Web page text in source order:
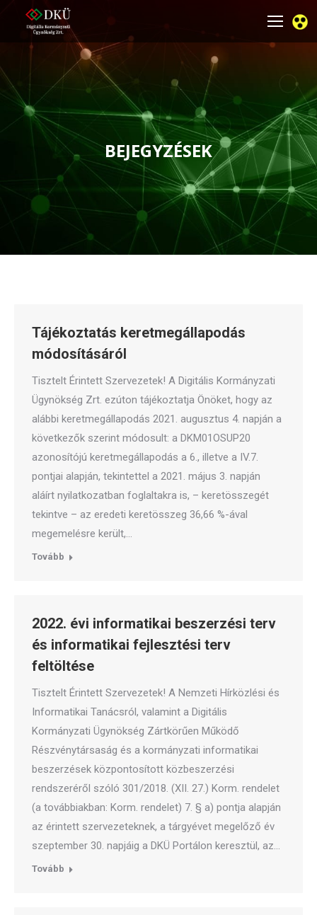
BEJEGYZÉSEK
You are here:
Tájékoztatás keretmegállapodás
módosításáról
Tisztelt Érintett Szervezetek! A Digitális Kormányzati
Ügynökség Zrt. ezúton tájékoztatja Önöket, hogy az
alábbi keretmegállapodás 2021. augusztus 4. napján a
következők szerint módosult: a DKM01OSUP20
azonosítójú keretmegállapodás a 6., illetve a IV.7.
pontjai alapján, tekintettel a 2021. május 3. napján
aláírt nyilatkozatban foglaltakra is, – keretösszegét
tekintve – az eredeti keretösszeg 36,66 %-ával
megemelésre került,…
Tovább
2022. évi informatikai beszerzési terv
és informatikai fejlesztési terv
feltöltése
Tisztelt Érintett Szervezetek! A Nemzeti Hírközlési és
Informatikai Tanácsról, valamint a Digitális
Kormányzati Ügynökség Zártkörűen Működő
Részvénytársaság és a kormányzati informatikai
beszerzések központosított közbeszerzési
rendszeréről szóló 301/2018. (XII. 27.) Korm. rendelet
(a továbbiakban: Korm. rendelet) 7. § a) pontja alapján
az érintett szervezeteknek, a tárgyévet megelőző év
szeptember 30. napjáig a DKÜ Portálon keresztül, az…
Tovább